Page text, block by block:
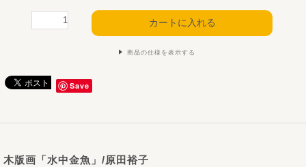
商品の仕様を表示する
Save
木版画「水中金魚」/原田裕子